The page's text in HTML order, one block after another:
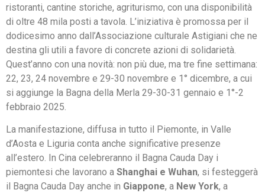
ristoranti, cantine storiche, agriturismo, con una disponibilità
di oltre 48 mila posti a tavola. L’iniziativa è promossa per il
dodicesimo anno dall’Associazione culturale Astigiani che ne
destina gli utili a favore di concrete azioni di solidarietà.
Quest’anno con una novità: non più due, ma tre fine settimana:
22, 23, 24 novembre e 29-30 novembre e 1° dicembre, a cui
si aggiunge la Bagna della Merla 29-30-31 gennaio e 1°-2
febbraio 2025.
La manifestazione, diffusa in tutto il Piemonte, in Valle
d’Aosta e Liguria conta anche significative presenze
all’estero. In Cina celebreranno il Bagna Cauda Day i
piemontesi che lavorano a Shanghai e Wuhan, si festeggerà
il Bagna Cauda Day anche in Giappone, a New York, a